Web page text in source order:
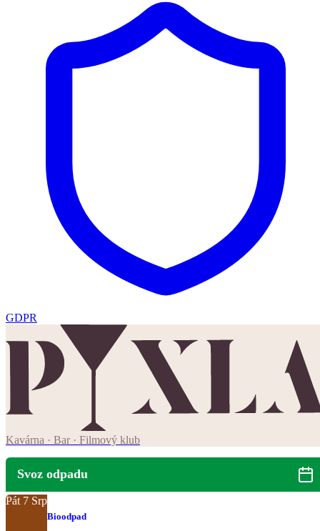
GDPR
Kavárna · Bar · Filmový klub
Svoz odpadu
Pát 7 Srp
Bioodpad